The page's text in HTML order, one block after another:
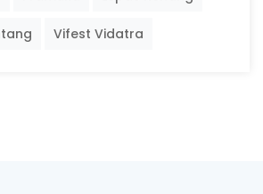
Vifest Vidatra